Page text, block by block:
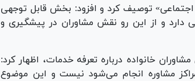
توصیف کرد و افزود: بخش قابل توجهی
دارد و از این رو نقش مشاوران در پیشگیری و
خانواده درباره تعرفه خدمات، اظهار کرد:
مشاوره انجام می‌شود نیست و این موضوع